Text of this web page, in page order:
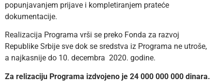
popunjavanjem prijave i kompletiranjem prateće
dokumentacije.
Realizacija Programa vrši se preko Fonda za razvoj
Republike Srbije sve dok se sredstva iz Programa ne utroše,
a najkasnije do 10. decembra 2020. godine.
Za relizaciju Programa izdvojeno je 24 000 000 000 dinara.